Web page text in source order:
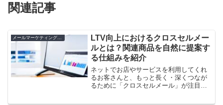
関連記事
LTV向上におけるクロスセルメー
ルとは？関連商品を自然に提案す
る仕組みを紹介
ネットでお店やサービスを利用してくれ
るお客さんと、もっと長く・深くつなが
るために「クロスセルメール」が注目さ